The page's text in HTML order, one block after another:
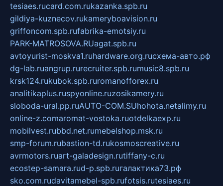
tesiaes.rucard.com.rukazanka.spb.ru
gildiya-kuznecov.rukameryboavision.ru
griffoncom.spb.rufabrika-emotsiy.ru
PARK-MATROSOVA.RUagat.spb.ru
avtoyurist-moskva1.ruhardware.org.ruсхема-авто.рф
dg-lab.ruangrup.rurecruiter.spb.rumusic8.spb.ru
krsk124.rukubok.spb.ruromanofforex.ru
analitikaplus.ruspyonline.ruzosikamery.ru
sloboda-ural.pp.ruAUTO-COM.SUhohota.netalimy.ru
online-z.comaromat-vostoka.ruotdelkaexp.ru
mobilvest.rubbd.net.rumebelshop.msk.ru
smp-forum.rubastion-td.rukosmoscreative.ru
avrmotors.ruart-galadesign.rutiffany-c.ru
ecostep-samara.rud-p.spb.ruгалактика73.рф
sko.com.rudavitamebel-spb.rufotsis.rutesiaes.ru